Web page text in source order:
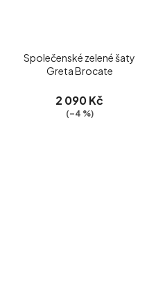
Společenské zelené šaty
Greta Brocate
2 090 Kč
(–4 %)